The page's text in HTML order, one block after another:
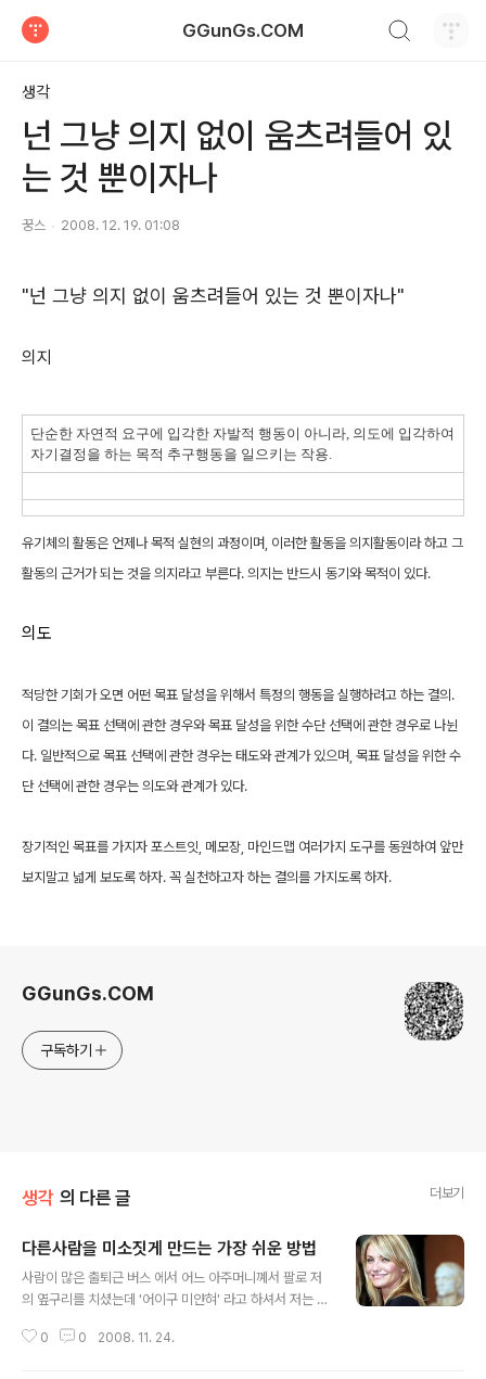
GGunGs.COM
생각
넌 그냥 의지 없이 움츠려들어 있
는 것 뿐이자나
꿍스 2008. 12. 19. 01:08
"넌 그냥 의지 없이 움츠려들어 있는 것 뿐이자나"
의지
단순한 자연적 요구에 입각한 자발적 행동이 아니라, 의도에 입각하여
자기결정을 하는 목적 추구행동을 일으키는 작용.
유기체의 활동은 언제나 목적 실현의 과정이며, 이러한 활동을 의지활동이라 하고 그
활동의 근거가 되는 것을 의지라고 부른다. 의지는 반드시 동기와 목적이 있다.
의도
적당한 기회가 오면 어떤 목표 달성을 위해서 특정의 행동을 실행하려고 하는 결의.
이 결의는 목표 선택에 관한 경우와 목표 달성을 위한 수단 선택에 관한 경우로 나뉜
다. 일반적으로 목표 선택에 관한 경우는 태도와 관계가 있으며, 목표 달성을 위한 수
단 선택에 관한 경우는 의도와 관계가 있다.
장기적인 목표를 가지자 포스트잇, 메모장, 마인드맵 여러가지 도구를 동원하여 앞만
보지말고 넓게 보도록 하자. 꼭 실천하고자 하는 결의를 가지도록 하자.
GGunGs.COM
구독하기
생각 의 다른 글 더보기
다른사람을 미소짓게 만드는 가장 쉬운 방법
사람이 많은 출퇴근 버스 에서 어느 아주머니꼐서 팔로 저
의 옆구리를 치셨는데 '어이구 미얀혀' 라고 하셔서 저는 웃
습니까? 한두 번이 아닙니다. 서울의 아주 꽉막힌 2호선에
0 0 2008. 11. 24.